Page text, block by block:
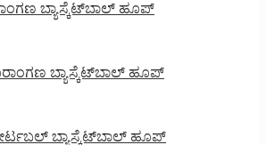
ಬ್ಯಾಸ್ಕೆಟ್‌ಬಾಲ್ ಹೂಪ್
ಬ್ಯಾಸ್ಕೆಟ್‌ಬಾಲ್ ಹೂಪ್
ಬ್ಯಾಸ್ಕೆಟ್‌ಬಾಲ್ ಹೂಪ್